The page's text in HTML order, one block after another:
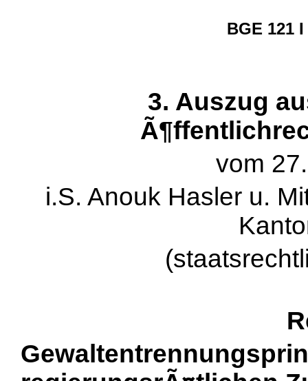
BGE 121
3. Auszug
vom
i.S. Anouk Hasler u.